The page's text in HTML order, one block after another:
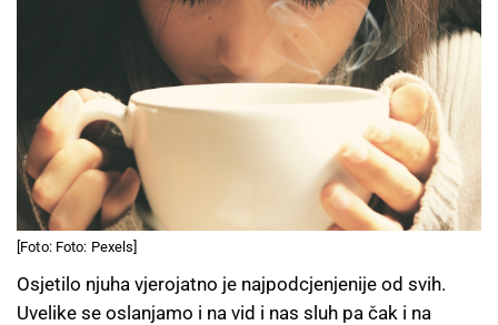
[Foto: Foto: Pexels]
Osjetilo njuha vjerojatno je najpodcjenjenije od svih.
Uvelike se oslanjamo i na vid i nas sluh pa čak i na